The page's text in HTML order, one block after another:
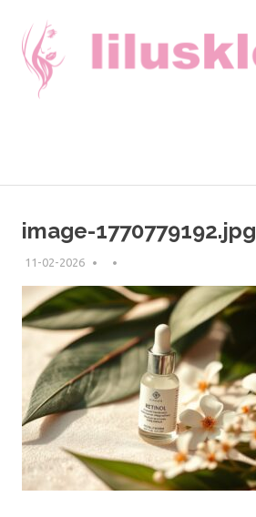
content
image-1770779192.jpg
11-02-2026